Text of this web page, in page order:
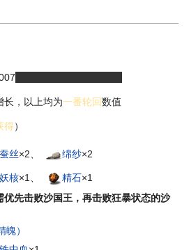
长，以上均为一番轮回数值
得）
蚕丝×2、 绵纱×2
妖核×1、 精石×1
先击败沙国王，再击败狂暴状态的沙
魄）